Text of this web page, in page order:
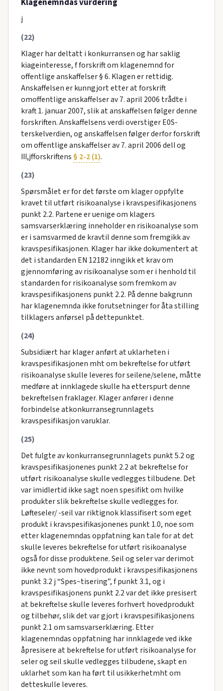
Klagenemndas vurdering
j
(22)
Klager har deltatt i konkurransen og har saklig
kiageinteresse, f forskrift om klagenemnd for
offentlige anskaffelser § 6. Klagen er rettidig.
Anskaffelsen er kunngjort etter at forskrift
omoffentlige anskaffelser av 7. april 2006 trådte i
kraft 1. januar 2007, slik at anskaffelsen følger denne
forskriften. Anskaffelsens verdi overstiger E0S-
terskelverdien, og anskaffelsen følger derfor forskrift
om offentlige anskaffelser av 7. april 2006 delI og
III,jfforskriftens § 2-2 (1).
(23)
Spørsmålet er for det første om klager oppfylte
kravet til utført risikoanalyse i kravspesifikasjonens
punkt 2.2. Partene er uenige om klagers
samsvarserklæring inneholder en risikoanalyse som
er i samsvarmed de kravtil denne som fremgikk av
kravspesifikasjonen. Klager har ikke dokumentert at
det i standarden EN 12182 inngikk et krav om
gjennomføring av risikoanalyse som er i henhold til
standarden for risikoanalyse som fremkom av
kravspesifikasjonens punkt 2.2. På denne bakgrunn
har klagenemnda ikke forutsetninger for åta stilling
tilklagers anførsel på dettepunktet.
(24)
Subsidiært har klager anført at uklarheten i
kravspesifikasjonen mht om bekreftelse for utført
risikoanalyse skulle leveres for seilene/selene, måtte
medføre at innklagede skulle ha etterspurt denne
bekreftelsen fraklager. Klager anfører i denne
forbindelse atkonkurransegrunnlagets
kravspesifikasjon varuklar.
(25)
Det fulgte av konkurransegrunnlagets punkt 5.2 og
kravspesifikasjonenes punkt 2.2 at bekreftelse for
utført risikoanalyse skulle vedlegges tilbudene. Det
var imidlertid ikke sagt noen spesifikt om hvilke
produkter slik bekreftelse skulle vedlegges for.
Løfteseler/ -seil var riktignok klassifisert som eget
produkt i kravspesifikasjonenes punkt 1.0, noe som
etter klagenemndas oppfatning kan tale for at det
skulle leveres bekreftelse for utført risikoanalyse
også for disse produktene. Seil og seler var derimot
ikke nevnt som hovedprodukt i kravspesifikasjonens
punkt 3.2 j “Spes~tisering”, f punkt 3.1, og i
kravspesifikasjonens punkt 2.2 var det ikke presisert
at bekreftelse skulle leveres forhvert hovedprodukt
og tilbehør, slik det var gjort i kravspesifikasjonens
punkt 2.1 om samsvarserklæring. Etter
klagenemndas oppfatning har innklagede ved ikke
åpresisere at bekreftelse for utført risikoanalyse for
seler og seil skulle vedlegges tilbudene, skapt en
uklarhet som kan ha ført til usikkerhetmht om
detteskulle leveres.